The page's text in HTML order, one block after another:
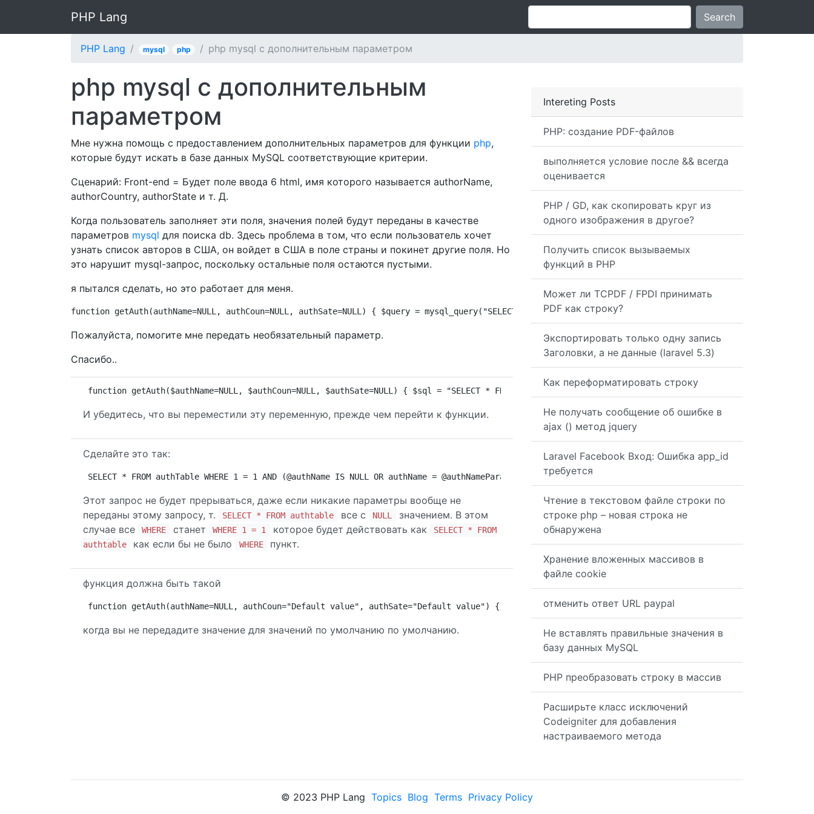
PHP Lang Search
PHP Lang mysql php php mysql с дополнительным параметром
Intereting Posts
PHP: создание PDF-файлов
выполняется условие после && всегда
оценивается
PHP / GD, как скопировать круг из
одного изображения в другое?
Получить список вызываемых
функций в PHP
Может ли TCPDF / FPDI принимать
PDF как строку?
Экспортировать только одну запись
Заголовки, а не данные (laravel 5.3)
Как переформатировать строку
Не получать сообщение об ошибке в
ajax () метод jquery
Laravel Facebook Вход: Ошибка app_id
требуется
Чтение в текстовом файле строки по
строке php – новая строка не
обнаружена
Хранение вложенных массивов в
файле cookie
отменить ответ URL paypal
Не вставлять правильные значения в
базу данных MySQL
PHP преобразовать строку в массив
Расширьте класс исключений
Codeigniter для добавления
настраиваемого метода
php mysql с дополнительным
параметром
Мне нужна помощь с предоставлением дополнительных параметров для функции php,
которые будут искать в базе данных MySQL соответствующие критерии.
Сценарий: Front-end = Будет поле ввода 6 html, имя которого называется authorName,
authorCountry, authorState и т. Д.
Когда пользователь заполняет эти поля, значения полей будут переданы в качестве
параметров mysql для поиска db. Здесь проблема в том, что если пользователь хочет
узнать список авторов в США, он войдет в США в поле страны и покинет другие поля. Но
это нарушит mysql-запрос, поскольку остальные поля остаются пустыми.
я пытался сделать, но это работает для меня.
function getAuth(authName=NULL, authCoun=NULL, authSate=NULL) { $query = mysql_query("SELECT * FROM authTable WHERE authName='authName' AND
Пожалуйста, помогите мне передать необязательный параметр.
Спасибо..
function getAuth($authName=NULL, $authCoun=NULL, $authSate=NULL) { $sql = "SELECT * FROM authTable WHERE 1 = 1"; if ($authName) { $sql .= "
И убедитесь, что вы переместили эту переменную, прежде чем перейти к функции.
Сделайте это так:
SELECT * FROM authTable WHERE 1 = 1 AND (@authName IS NULL OR authName = @authNameParam) AND (@authCoun IS NULL OR authCoun = @authCounParam)
Этот запрос не будет прерываться, даже если никакие параметры вообще не
переданы этому запросу, т.
SELECT * FROM authtable все с NULL
значением. В этом
случае все
WHERE станет WHERE 1 = 1 которое будет действовать как
SELECT * FROM
authtable
как если бы не было WHERE пункт.
функция должна быть такой
function getAuth(authName=NULL, authCoun="Default value", authSate="Default value") {}
когда вы не передадите значение для значений по умолчанию по умолчанию.
© 2023 PHP Lang Topics Blog Terms Privacy Policy